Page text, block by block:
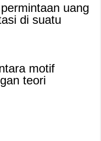
uang
di suatu
motif
teori